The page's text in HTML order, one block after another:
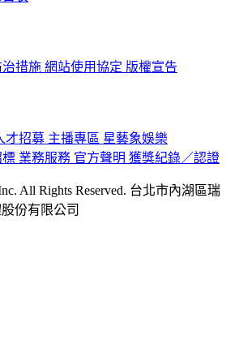
措施 網站使用協定 版權宣告
才招募 主播專區 星藝象娛樂
標 業務服務 官方聲明 獲獎紀錄／認證
All Rights Reserved. 台北市內湖區瑞
份有限公司